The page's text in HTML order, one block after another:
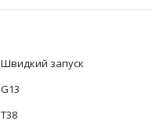
Швидкий запуск
G13
T38